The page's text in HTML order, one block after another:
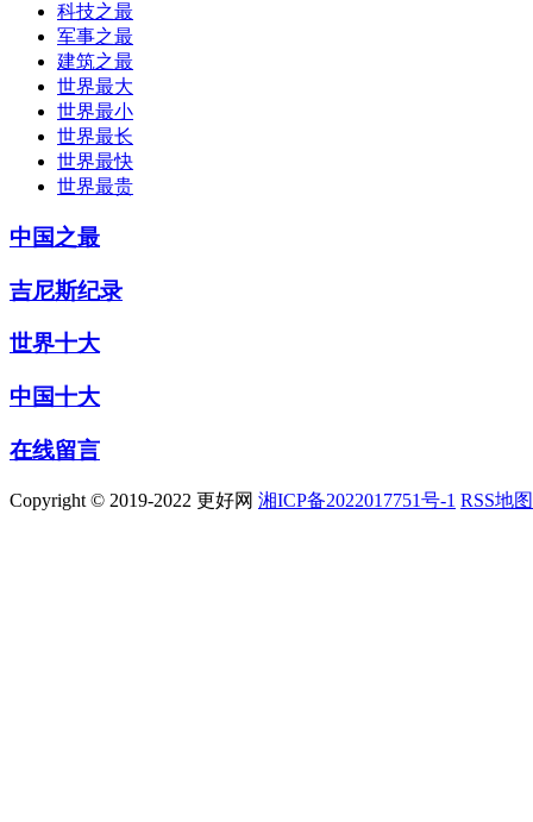
科技之最
军事之最
建筑之最
世界最大
世界最小
世界最长
世界最快
世界最贵
中国之最
吉尼斯纪录
世界十大
中国十大
在线留言
Copyright © 2019-2022 更好网 湘ICP备2022017751号-1 RSS地图